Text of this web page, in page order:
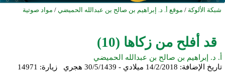
شبكة الألوكة / موقع أ. د. إبراهيم بن صالح بن عبدالله الحميضي / مواد صوتية
قد أفلح من زكاها (10)
أ. د. إبراهيم بن صالح بن عبدالله الحميضي
تاريخ الإضافة: 14/2/2018 ميلادي - 30/5/1439 هجري زيارة: 14971